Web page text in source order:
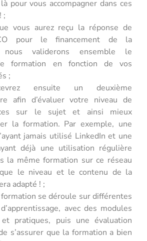
pour vous accompagner dans ces
;
vous aurez reçu la réponse de
pour le financement de la
nous validerons ensemble le
formation en fonction de vos
;
ensuite un deuxième
afin d’évaluer votre niveau de
sur le sujet et ainsi mieux
la formation. Par exemple, une
jamais utilisé LinkedIn et une
déjà une utilisation régulière
la même formation sur ce réseau
le niveau et le contenu de la
adapté ! ;
formation se déroule sur différentes
avec des modules
pratiques, puis une évaluation
s’assurer que la formation a bien